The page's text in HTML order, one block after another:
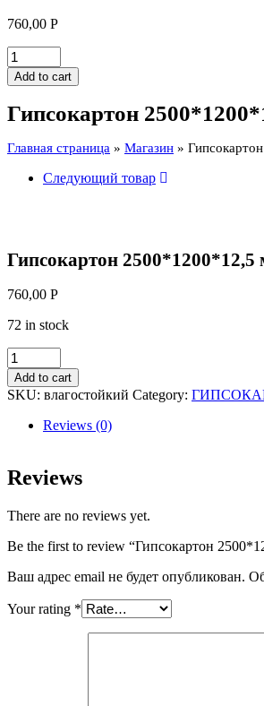
760,00 Р
Гипсокартон
2500*1200*12,5
мм
КНАУФ
Add to cart
Гипсокартон
Главная страница » Магазин »
Следующий товар
Гипсокартон
760,00 Р
72 in stock
Гипсокартон
2500*1200*12,5
мм
влагостойкий
КНАУФ
quantity
Add to cart
SKU: влагостойкий Category:
Reviews (0)
Reviews
There are no reviews yet.
Be the first to review “Гипсокартон
Ваш адрес email не будет опубликован.
Your rating *